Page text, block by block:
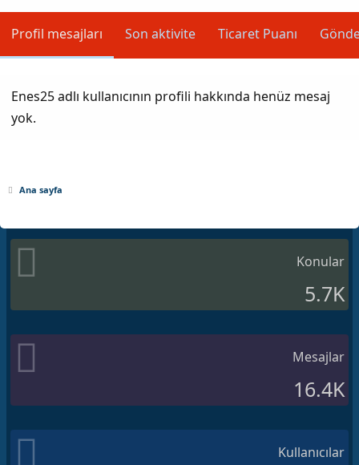
Profil mesajları Son aktivite Ticaret Puanı
Enes25 adlı kullanıcının profili hakkında henüz mesaj
yok.
Ana sayfa
Konular
5.7K
Mesajlar
16.4K
Kullanıcılar